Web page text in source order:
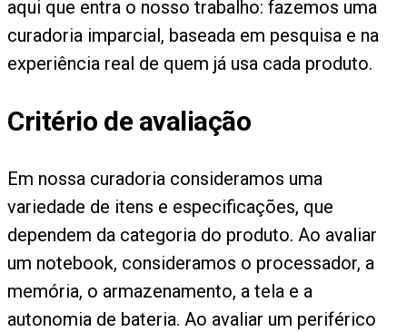
aqui que entra o nosso trabalho: fazemos uma
curadoria imparcial, baseada em pesquisa e na
experiência real de quem já usa cada produto.
Critério de avaliação
Em nossa curadoria consideramos uma
variedade de itens e especificações, que
dependem da categoria do produto. Ao avaliar
um notebook, consideramos o processador, a
memória, o armazenamento, a tela e a
autonomia de bateria. Ao avaliar um periférico